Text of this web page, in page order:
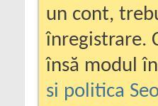
un cont,
înregistrare.
însă modul
si politica